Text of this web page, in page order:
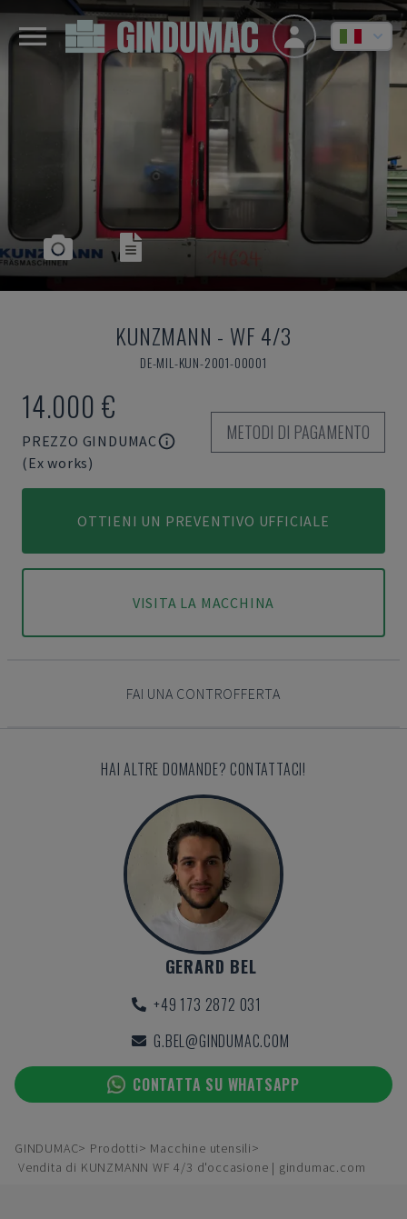
KUNZMANN - WF 4/3
DE-MIL-KUN-2001-00001
14.000 €
PREZZO GINDUMAC
(Ex works)
METODI DI PAGAMENTO
OTTIENI UN PREVENTIVO UFFICIALE
VISITA LA MACCHINA
FAI UNA CONTROFFERTA
HAI ALTRE DOMANDE? CONTATTACI!
GERARD BEL
+49 173 2872 031
G.BEL@GINDUMAC.COM
CONTATTA SU WHATSAPP
GINDUMAC Prodotti
Macchine utensili
Vendita di KUNZMANN WF 4/3 d'occasione | gindumac.com